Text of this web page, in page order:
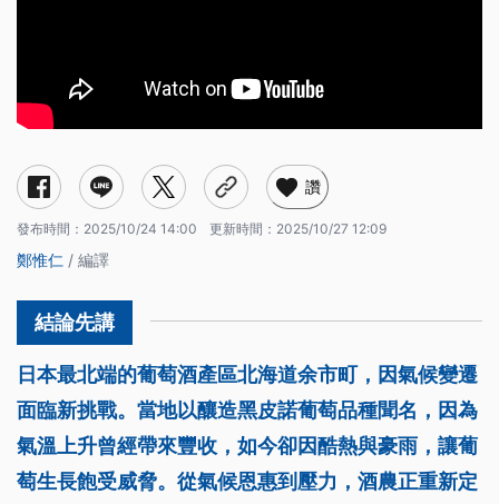
讚
發布時間： 2025/10/24 14:00 更新時間： 2025/10/27 12:09
鄭惟仁 / 編譯
日本最北端的葡萄酒產區北海道余市町，因氣候變遷
面臨新挑戰。當地以釀造黑皮諾葡萄品種聞名，因為
氣溫上升曾經帶來豐收，如今卻因酷熱與豪雨，讓葡
萄生長飽受威脅。從氣候恩惠到壓力，酒農正重新定